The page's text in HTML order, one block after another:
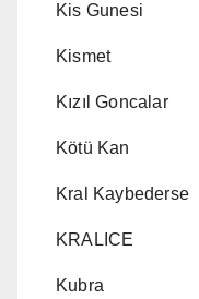
Kis Gunesi
Kismet
Kızıl Goncalar
Kötü Kan
Kral Kaybederse
KRALICE
Kubra